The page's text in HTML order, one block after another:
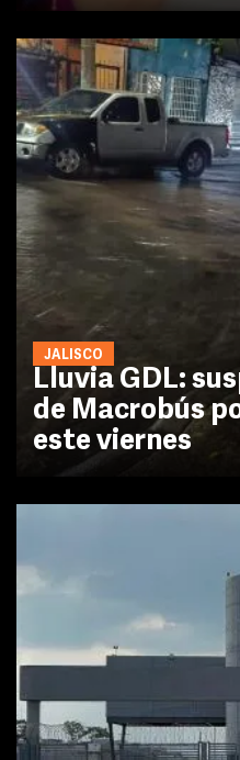
JALISCO
Lluvia GDL:
de Macrobús
este viernes